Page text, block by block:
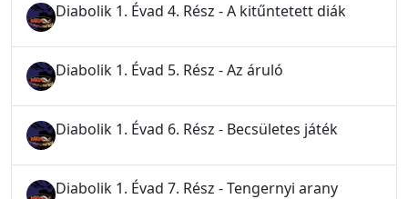
Diabolik 1. Évad 4. Rész - A kitűntetett diák
Diabolik 1. Évad 5. Rész - Az áruló
Diabolik 1. Évad 6. Rész - Becsületes játék
Diabolik 1. Évad 7. Rész - Tengernyi arany